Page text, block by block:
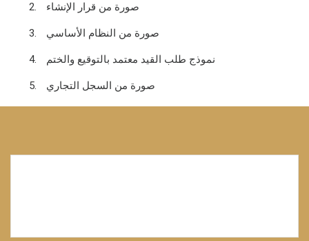
صورة من قرار الإنشاء
صورة من النظام الأساسي
نموذج طلب القيد معتمد بالتوقيع والختم
صورة من السجل التجاري